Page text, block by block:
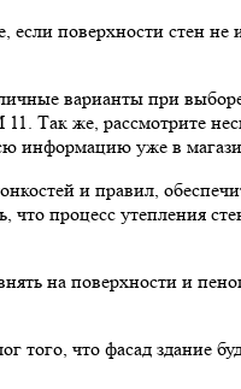
если поверхности стен
варианты при
Так же, рассмотрите
информацию уже в
и правил,
что процесс утепления
на поверхности и
что фасад здание